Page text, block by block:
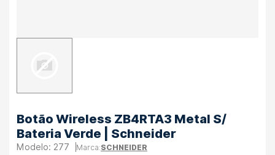
Botão Wireless ZB4RTA3 Metal S/
Bateria Verde | Schneider
277 SCHNEIDER